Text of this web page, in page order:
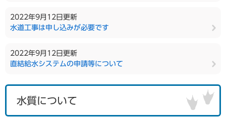
2022年9月12日更新
水道工事は申し込みが必要です
2022年9月12日更新
直結給水システムの申請等について
水質について